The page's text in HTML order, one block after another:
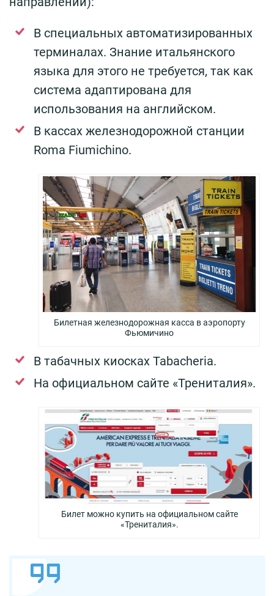
В специальных автоматизированных
терминалах. Знание итальянского
языка для этого не требуется, так как
система адаптирована для
использования на английском.
В кассах железнодорожной станции
Roma Fiumichino.
Билетная железнодорожная касса в аэропорту
Фьюмичино
В табачных киосках Tabacheria.
На официальном сайте «Трениталия».
Билет можно купить на официальном сайте
«Трениталия».